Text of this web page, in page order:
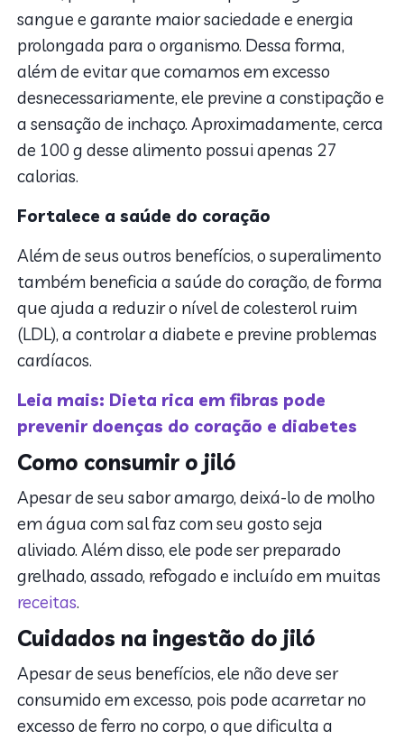
sangue e garante maior saciedade e energia
prolongada para o organismo. Dessa forma,
além de evitar que comamos em excesso
desnecessariamente, ele previne a constipação e
a sensação de inchaço. Aproximadamente, cerca
de 100 g desse alimento possui apenas 27
calorias.
Fortalece a saúde do coração
Além de seus outros benefícios, o superalimento
também beneficia a saúde do coração, de forma
que ajuda a reduzir o nível de colesterol ruim
(LDL), a controlar a diabete e previne problemas
cardíacos.
Leia mais: Dieta rica em fibras pode
prevenir doenças do coração e diabetes
Como consumir o jiló
Apesar de seu sabor amargo, deixá-lo de molho
em água com sal faz com seu gosto seja
aliviado. Além disso, ele pode ser preparado
grelhado, assado, refogado e incluído em muitas
receitas.
Cuidados na ingestão do jiló
Apesar de seus benefícios, ele não deve ser
consumido em excesso, pois pode acarretar no
excesso de ferro no corpo, o que dificulta a